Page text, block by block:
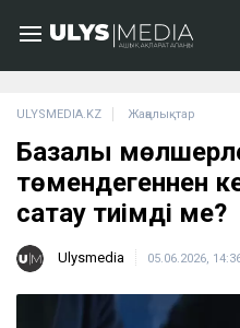
ULYSMEDIA.KZ Жаңалықтар
Базалық
төмендегеннен
сақтау тиімді ме?
Ulysmedia 05.06.2026,